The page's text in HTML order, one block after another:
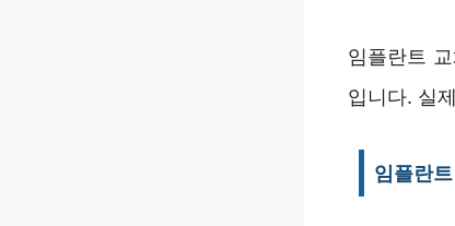
임플란트
입니다. 실
임플란